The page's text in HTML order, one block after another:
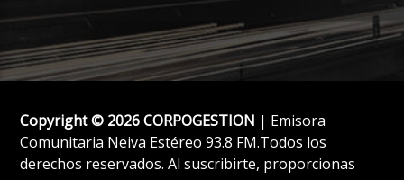
Copyright © 2026 CORPOGESTION | Emisora
Comunitaria Neiva Estéreo 93.8 FM.Todos los
derechos reservados. Al suscribirte, proporcionas